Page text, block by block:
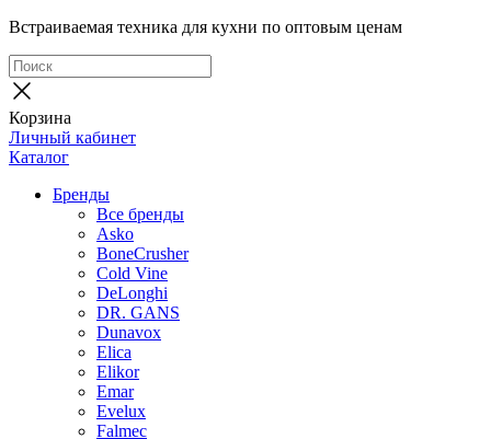
Встраиваемая техника для кухни по оптовым ценам
Корзина
Личный кабинет
Каталог
Бренды
Все бренды
Asko
BoneCrusher
Cold Vine
DeLonghi
DR. GANS
Dunavox
Elica
Elikor
Emar
Evelux
Falmec